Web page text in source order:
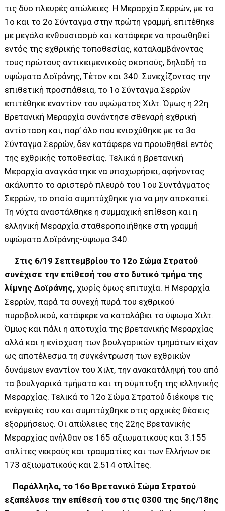
τις δύο πλευρές απώλειες. Η Μεραρχία Σερρών, με το
1ο και το 2ο Σύνταγμα στην πρώτη γραμμή, επιτέθηκε
με μεγάλο ενθουσιασμό και κατάφερε να προωθηθεί
εντός της εχθρικής τοποθεσίας, καταλαμβάνοντας
τους πρώτους αντικειμενικούς σκοπούς, δηλαδή τα
υψώματα Δοϊράνης, Τέτον και 340. Συνεχίζοντας την
επιθετική προσπάθεια, το 1ο Σύνταγμα Σερρών
επιτέθηκε εναντίον του υψώματος Χιλτ. Όμως η 22η
Βρετανική Μεραρχία συνάντησε σθεναρή εχθρική
αντίσταση και, παρ’ όλο που ενισχύθηκε με το 3ο
Σύνταγμα Σερρών, δεν κατάφερε να προωθηθεί εντός
της εχθρικής τοποθεσίας. Τελικά η βρετανική
Μεραρχία αναγκάστηκε να υποχωρήσει, αφήνοντας
ακάλυπτο το αριστερό πλευρό του 1ου Συντάγματος
Σερρών, το οποίο συμπτύχθηκε για να μην αποκοπεί.
Τη νύχτα αναστάλθηκε η συμμαχική επίθεση και η
ελληνική Μεραρχία σταθεροποιήθηκε στη γραμμή
υψώματα Δοϊράνης-ύψωμα 340.
Στις 6/19 Σεπτεμβρίου το 12ο Σώμα Στρατού
συνέχισε την επίθεσή του στο δυτικό τμήμα της
λίμνης Δοϊράνης, χωρίς όμως επιτυχία. Η Μεραρχία
Σερρών, παρά τα συνεχή πυρά του εχθρικού
πυροβολικού, κατάφερε να καταλάβει το ύψωμα Χιλτ.
Όμως και πάλι η αποτυχία της βρετανικής Μεραρχίας
αλλά και η ενίσχυση των βουλγαρικών τμημάτων είχαν
ως αποτέλεσμα τη συγκέντρωση των εχθρικών
δυνάμεων εναντίον του Χιλτ, την ανακατάληψή του από
τα βουλγαρικά τμήματα και τη σύμπτυξη της ελληνικής
Μεραρχίας. Τελικά το 12ο Σώμα Στρατού διέκοψε τις
ενέργειές του και συμπτύχθηκε στις αρχικές θέσεις
εξορμήσεως. Οι απώλειες της 22ης Βρετανικής
Μεραρχίας ανήλθαν σε 165 αξιωματικούς και 3.155
οπλίτες νεκρούς και τραυματίες και των Ελλήνων σε
173 αξιωματικούς και 2.514 οπλίτες.
Παράλληλα, το 16ο Βρετανικό Σώμα Στρατού
εξαπέλυσε την επίθεσή του στις 0300 της 5ης/18ης